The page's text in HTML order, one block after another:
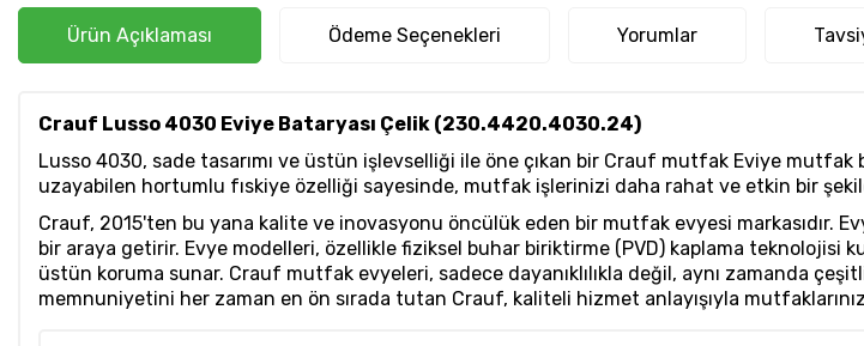
Ürün Açıklaması Ödeme Seçenekleri Yorumlar
Crauf Lusso 4030 Eviye Bataryası Çelik (230.4420.4030.24)
Lusso 4030, sade tasarımı ve üstün işlevselliği ile öne çıkan bir Crauf mutfak Eviye mutfak
uzayabilen hortumlu fıskiye özelliği sayesinde, mutfak işlerinizi daha rahat ve etkin bir
Crauf, 2015'ten bu yana kalite ve inovasyonu öncülük eden bir mutfak evyesi markasıdır.
bir araya getirir. Evye modelleri, özellikle fiziksel buhar biriktirme (PVD) kaplama teknolojisi
üstün koruma sunar. Crauf mutfak evyeleri, sadece dayanıklılıkla değil, aynı zamanda
memnuniyetini her zaman en ön sırada tutan Crauf, kaliteli hizmet anlayışıyla